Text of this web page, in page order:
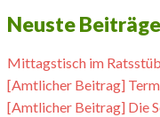
Neuste Beiträge
Mittagstisch im
[Amtlicher Beitrag]
[Amtlicher Beitrag] Die